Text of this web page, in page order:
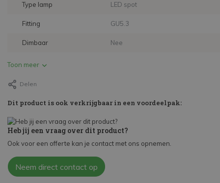
Type lamp LED spot
Fitting GU5.3
Dimbaar Nee
Toon meer
Delen
Dit product is ook verkrijgbaar in een voordeelpak:
Heb jij een vraag over dit product?
Ook voor een offerte kan je contact met ons opnemen.
Neem direct contact op